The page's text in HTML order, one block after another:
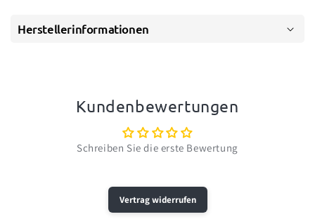
Herstellerinformationen
Kundenbewertungen
Schreiben Sie die erste Bewertung
Vertrag widerrufen